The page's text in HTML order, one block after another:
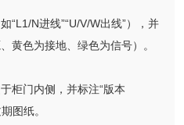
“L1/N进线”“U/V/W出线”），并
黄色为接地、绿色为信号）。
柜门内侧，并标注“版本
图纸。